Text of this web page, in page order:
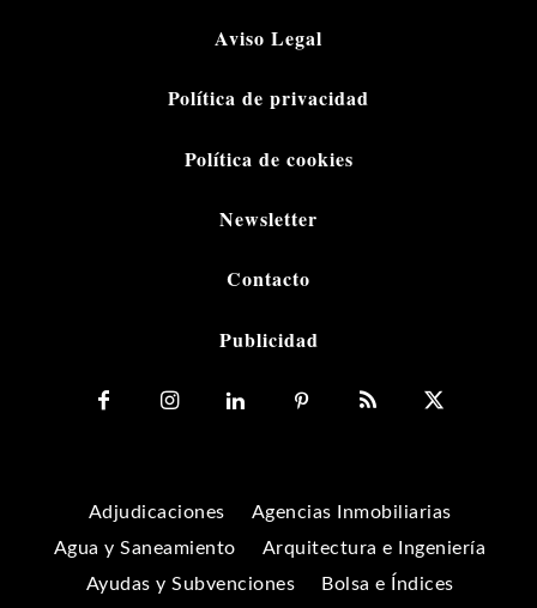
Aviso Legal
Política de privacidad
Política de cookies
Newsletter
Contacto
Publicidad
Adjudicaciones
Agencias Inmobiliarias
Agua y Saneamiento
Arquitectura e Ingeniería
Ayudas y Subvenciones
Bolsa e Índices